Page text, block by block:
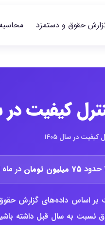
حقوق و دستمزد محاسبه
کیفیت در سال
در سال ۱۴۰۵
۷۵ میلیون تومان در
اساس داده‌های گزارش
نسبت به سال قبل داشته